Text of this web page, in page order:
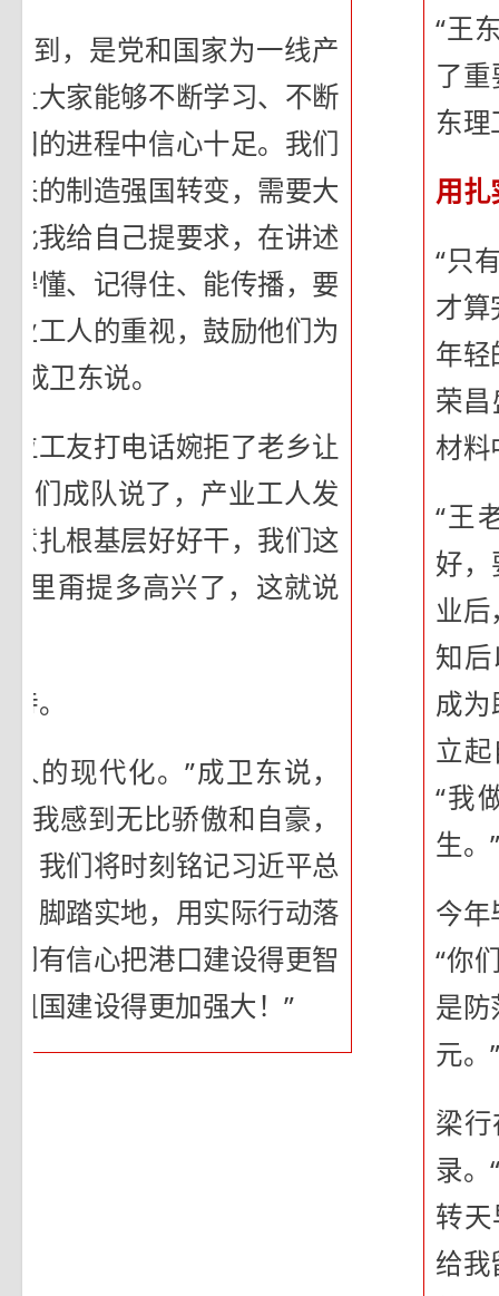
到，是党和国家为一线产
大家能够不断学习、不断
的进程中信心十足。我们
的制造强国转变，需要大
我给自己提要求，在讲述
懂、记得住、能传播，要
工人的重视，鼓励他们为
成卫东说。
工友打电话婉拒了老乡让
们成队说了，产业工人发
扎根基层好好干，我们这
里甭提多高兴了，这就说
。
的现代化。”成卫东说，
我感到无比骄傲和自豪，
我们将时刻铭记习近平总
脚踏实地，用实际行动落
有信心把港口建设得更智
国建设得更加强大！”
“王
了
东理
用扎
“只
才算
年轻
荣
材料
“王
好
业后
知
成为
立
“我
生。
今年
“你
是防
元。
梁
录。
转
给我